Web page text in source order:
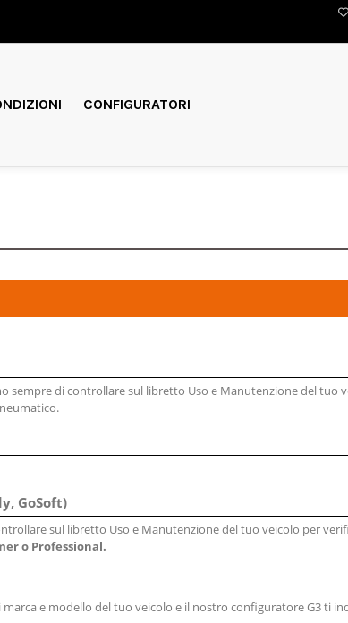
CONFIGURATORI
sempre di controllare sul libretto Uso e Manutenzione del tuo
GoSoft)
sul libretto Uso e Manutenzione del tuo veicolo per
o Professional.
e modello del tuo veicolo e il nostro configuratore G3 ti